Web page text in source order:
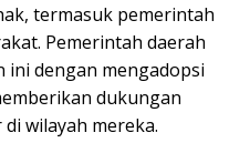
termasuk pemerintah
Pemerintah daerah
dengan mengadopsi
dukungan
wilayah mereka.